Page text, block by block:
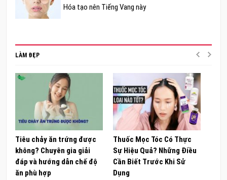
Hóa tạo nên Tiếng Vang này
LÀM ĐẸP
Tiêu chảy ăn trứng được
không? Chuyên gia giải
đáp và hướng dẫn chế độ
ăn phù hợp
Thuốc Mọc Tóc Có Thực
Sự Hiệu Quả? Những Điều
Cần Biết Trước Khi Sử
Dụng